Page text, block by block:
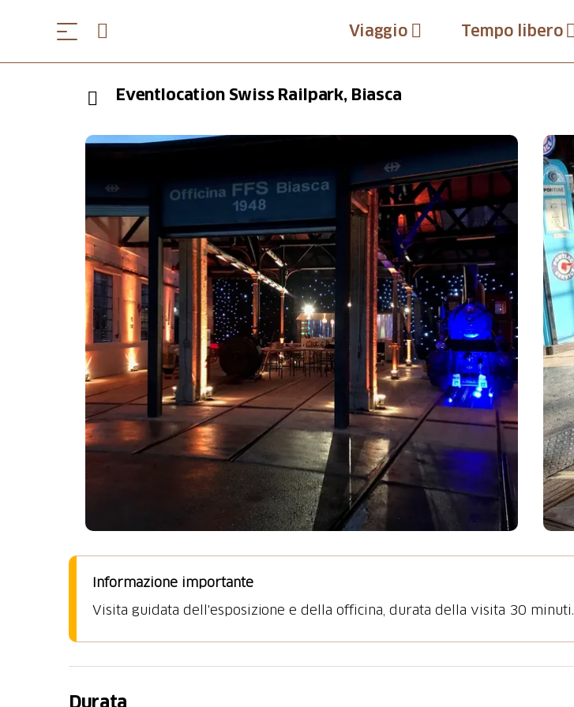
Viaggio Tempo libero
Eventlocation Swiss Railpark, Biasca
Informazione importante
Visita guidata dell'esposizione e della officina, durata della visita 30 minuti.
Durata